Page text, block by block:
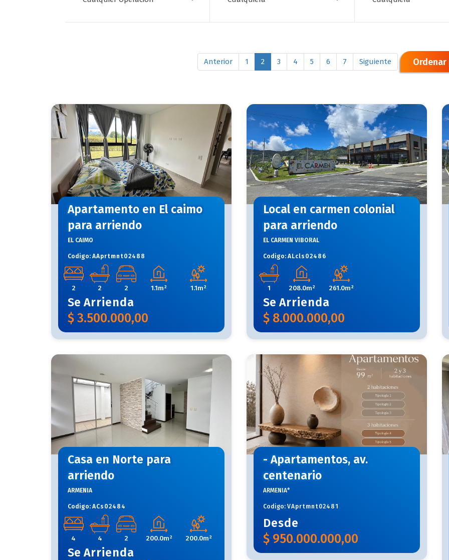
Para
Anterior 1 2 3 4 5 6 7 Siguiente Ordenar
Apartamento en El caimo
para arriendo
EL CAIMO
Codigo:AAprtmnt02488
2 2 2 1.1m² 1.1m²
SeArrienda
$3.500.000,00
Local en carmen colonial
para arriendo
EL CARMEN VIBORAL
Codigo:ALcls02486
1 208.0m² 261.0m²
SeArrienda
$ 8.000.000,00
Casa en Norte para
arriendo
ARMENIA
Codigo:ACs02484
4 4 2 200.0m² 200.0m²
SeArrienda
- Apartamentos, av.
centenario
ARMENIA*
Codigo:VAprtmnt02481
Desde
$ 950.000.000,00